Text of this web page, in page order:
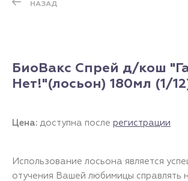
НАЗАД
БиоВакс Спрей д/кош
Нет!"(лосьон) 180мл (1/
Цена: доступна после регистрации
Использование лосьона является
отучения Вашей любимицы справлять